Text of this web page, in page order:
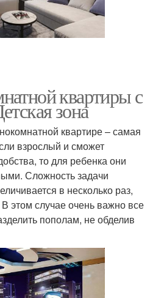
квартиры с
зона
квартире – самая
взрослый и сможет
то для ребенка они
Сложность задачи
в несколько раз,
этом случае очень важно все
пополам, не обделив